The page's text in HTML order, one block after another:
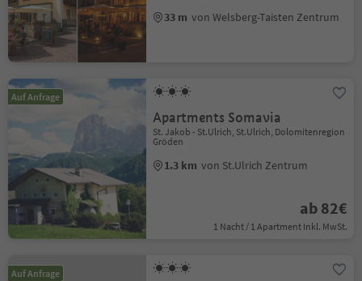
33 m von Welsberg-Taisten Zentrum
Auf Anfrage
Apartments Somavia
St. Jakob - St.Ulrich, St.Ulrich, Dolomitenregion
Gröden
1.3 km von St.Ulrich Zentrum
ab 82€
1 Nacht / 1 Apartment Inkl. MwSt.
Auf Anfrage